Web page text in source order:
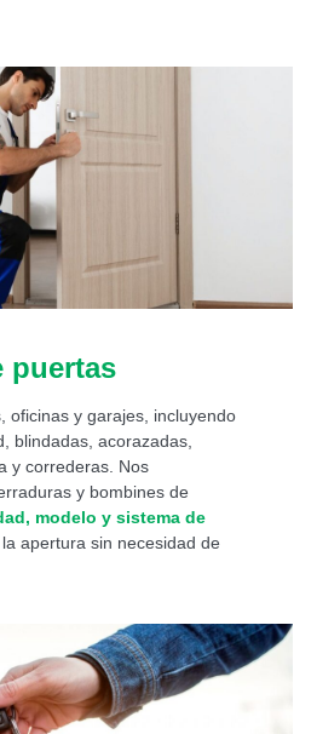
puertas
oficinas y garajes, incluyendo
blindadas, acorazadas,
y correderas. Nos
y bombines de
modelo y sistema de
la apertura sin necesidad de